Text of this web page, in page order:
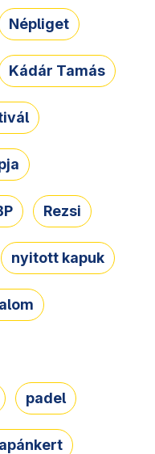
Népliget
Kádár Tamás
Rezsi
nyitott kapuk
padel